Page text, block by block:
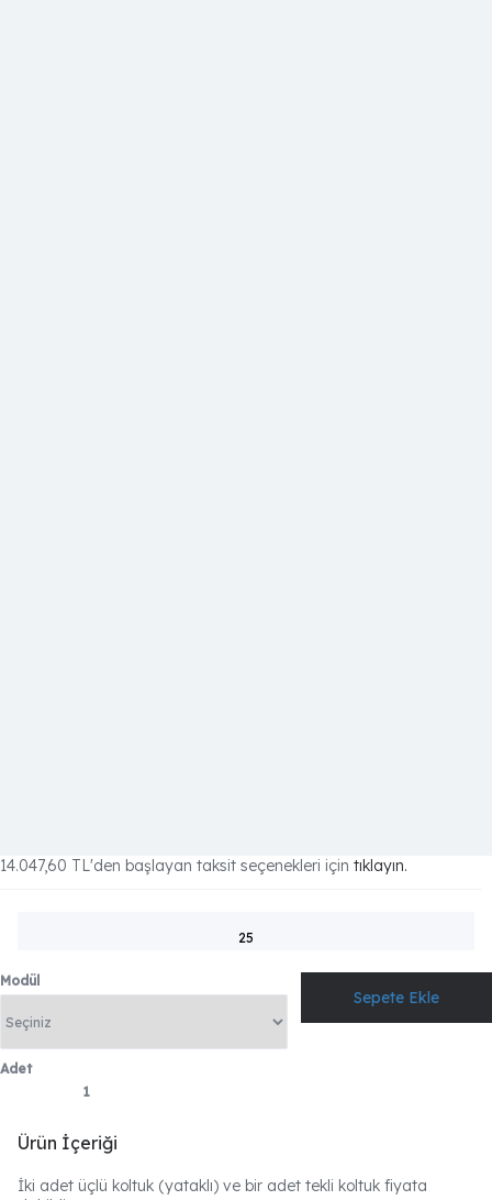
14.047,60 TL'den başlayan taksit seçenekleri için tıklayın.
25
Modül
Adet
Ürün İçeriği
İki adet üçlü koltuk (yataklı) ve bir adet tekli koltuk fiyata